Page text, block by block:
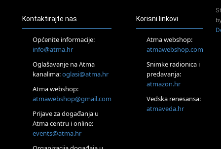
Pjesma srca / Zagreb
Tečaj Višeg Vodstva, razvijanja intuicije i Akaša zapisa
Online
Upisi u program Profesionalni hipnoterapeut — nova
Online
Postanite Nositelj Vibracije Nove Zemlje
Visoko
Alemka Dauskardt – Jednodnevna radionica sistemskih
Kontaktirajte nas
Općenite informacije:
info@atma.hr
Oglašavanje na Atma
kanalima:oglasi@atma.hr
Atma webshop:
atmawebshop@gmail.com
Prijave za događanja u
Atma centru i online:
events@atma.hr
Korisni linkovi
Atma webshop:
atmawebshop.com
Snimke radionica i
predavanja:
atmazon.hr
Vedska renesansa:
atmaveda.hr